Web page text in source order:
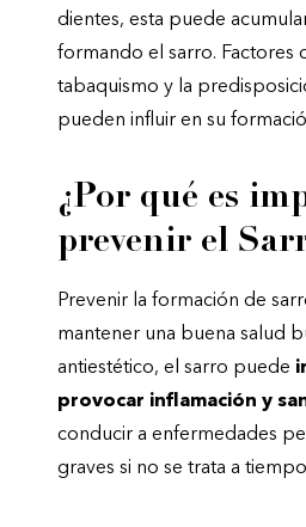
dientes, esta puede
formando el sarro. Factores
tabaquismo y la
pueden influir en su
¿Por qué es
prevenir el
Prevenir la formación de
mantener una buena salud
antiestético, el sarro puede
provocar inflamación y
conducir a enfermedades
graves si no se trata a